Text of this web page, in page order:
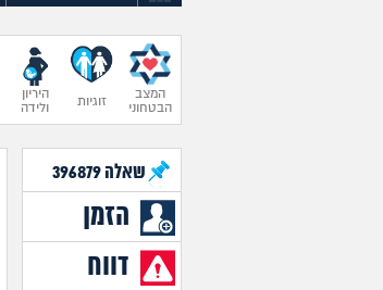
המצב
הבטחוני
זוגיות
היריון
ולידה
שאלה396879
הזמן
דווח